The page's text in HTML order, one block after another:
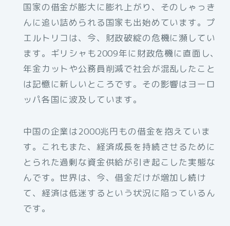
国家の借金が膨大に膨れ上がり、そのしゃっき
んに追い詰められる国家も出始めています。プ
エルトリコは、今、財政破綻の危機に瀕してい
ます。ギリシャも2009年に財政危機に直面し、
年金カットや公務員削減で社会が混乱したこと
は記憶に新しいところです。その影響はヨーロ
ッパ各国に波及しています。
中国の企業は2000兆円もの借金を抱えていま
す。これもまた、経済成長を持続させるために
とられた過剰な資金供給が引き起こした実態な
んです。世界は、今、借金だけが増加し続け
て、経済は低迷するという状況に陥っているん
です。